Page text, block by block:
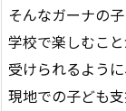
そんなガーナの
学校で楽しむこ
受けられるように
現地での子ども